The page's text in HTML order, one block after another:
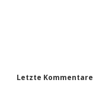
Letzte Kommentare